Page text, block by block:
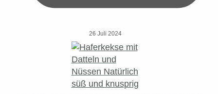
26 Juli 2024